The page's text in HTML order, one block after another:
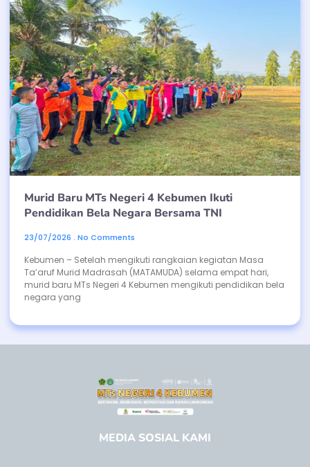
Murid Baru MTs Negeri 4 Kebumen Ikuti
Pendidikan Bela Negara Bersama TNI
23/07/2026 No Comments
Kebumen – Setelah mengikuti rangkaian kegiatan Masa
Ta’aruf Murid Madrasah (MATAMUDA) selama empat hari,
murid baru MTs Negeri 4 Kebumen mengikuti pendidikan bela
negara yang
MEDIA SOSIAL KAMI